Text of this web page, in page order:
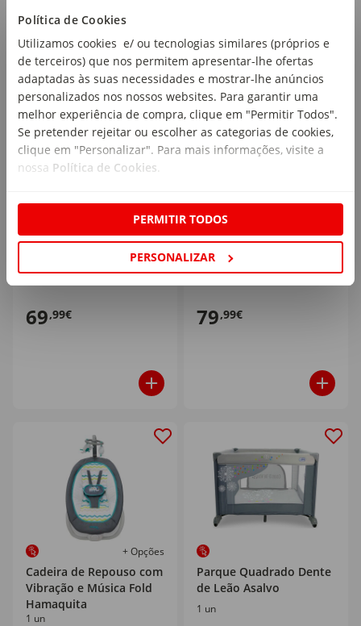
Política de Cookies
Utilizamos cookies e/ ou tecnologias similares (próprios e
de terceiros) que nos permitem apresentar-lhe ofertas
adaptadas às suas necessidades e mostrar-lhe anúncios
personalizados nos nossos websites. Para garantir uma
melhor experiência de compra, clique em "Permitir Todos".
Se pretender rejeitar ou escolher as categorias de cookies,
clique em "Personalizar". Para mais informações, visite a
nossa Política de Cookies
PERMITIR TODOS
PERSONALIZAR
Bebé 120x60cm Happy
Bear
69,99€
Vibração e Música Bright
Stars
1 un
79,99€
+ Opções
Cadeira de Repouso com
Vibração e Música Fold
Hamaquita
1 un
Parque Quadrado Dente
de Leão Asalvo
1 un